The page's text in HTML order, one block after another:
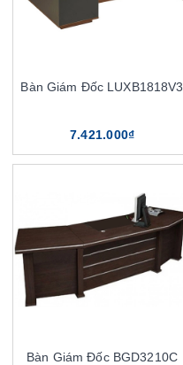
Bàn Giám Đốc LUXB1818V3
7.421.000₫
Bàn Giám Đốc BGD3210C